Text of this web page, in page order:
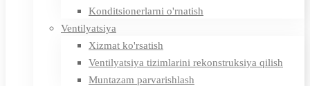
Konditsionerlarni o'rnatish
Ventilyatsiya
Xizmat ko'rsatish
Ventilyatsiya tizimlarini rekonstruksiya qilish
Muntazam parvarishlash